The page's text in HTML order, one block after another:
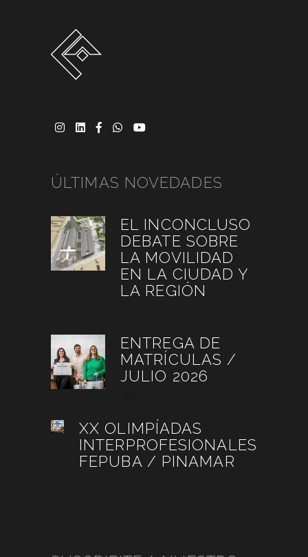
ÚLTIMAS NOVEDADES
EL INCONCLUSO
DEBATE SOBRE
LA MOVILIDAD
EN LA CIUDAD Y
LA REGIÓN
ENTREGA DE
MATRÍCULAS /
JULIO 2026
XX OLIMPÍADAS
INTERPROFESIONALES
FEPUBA / PINAMAR